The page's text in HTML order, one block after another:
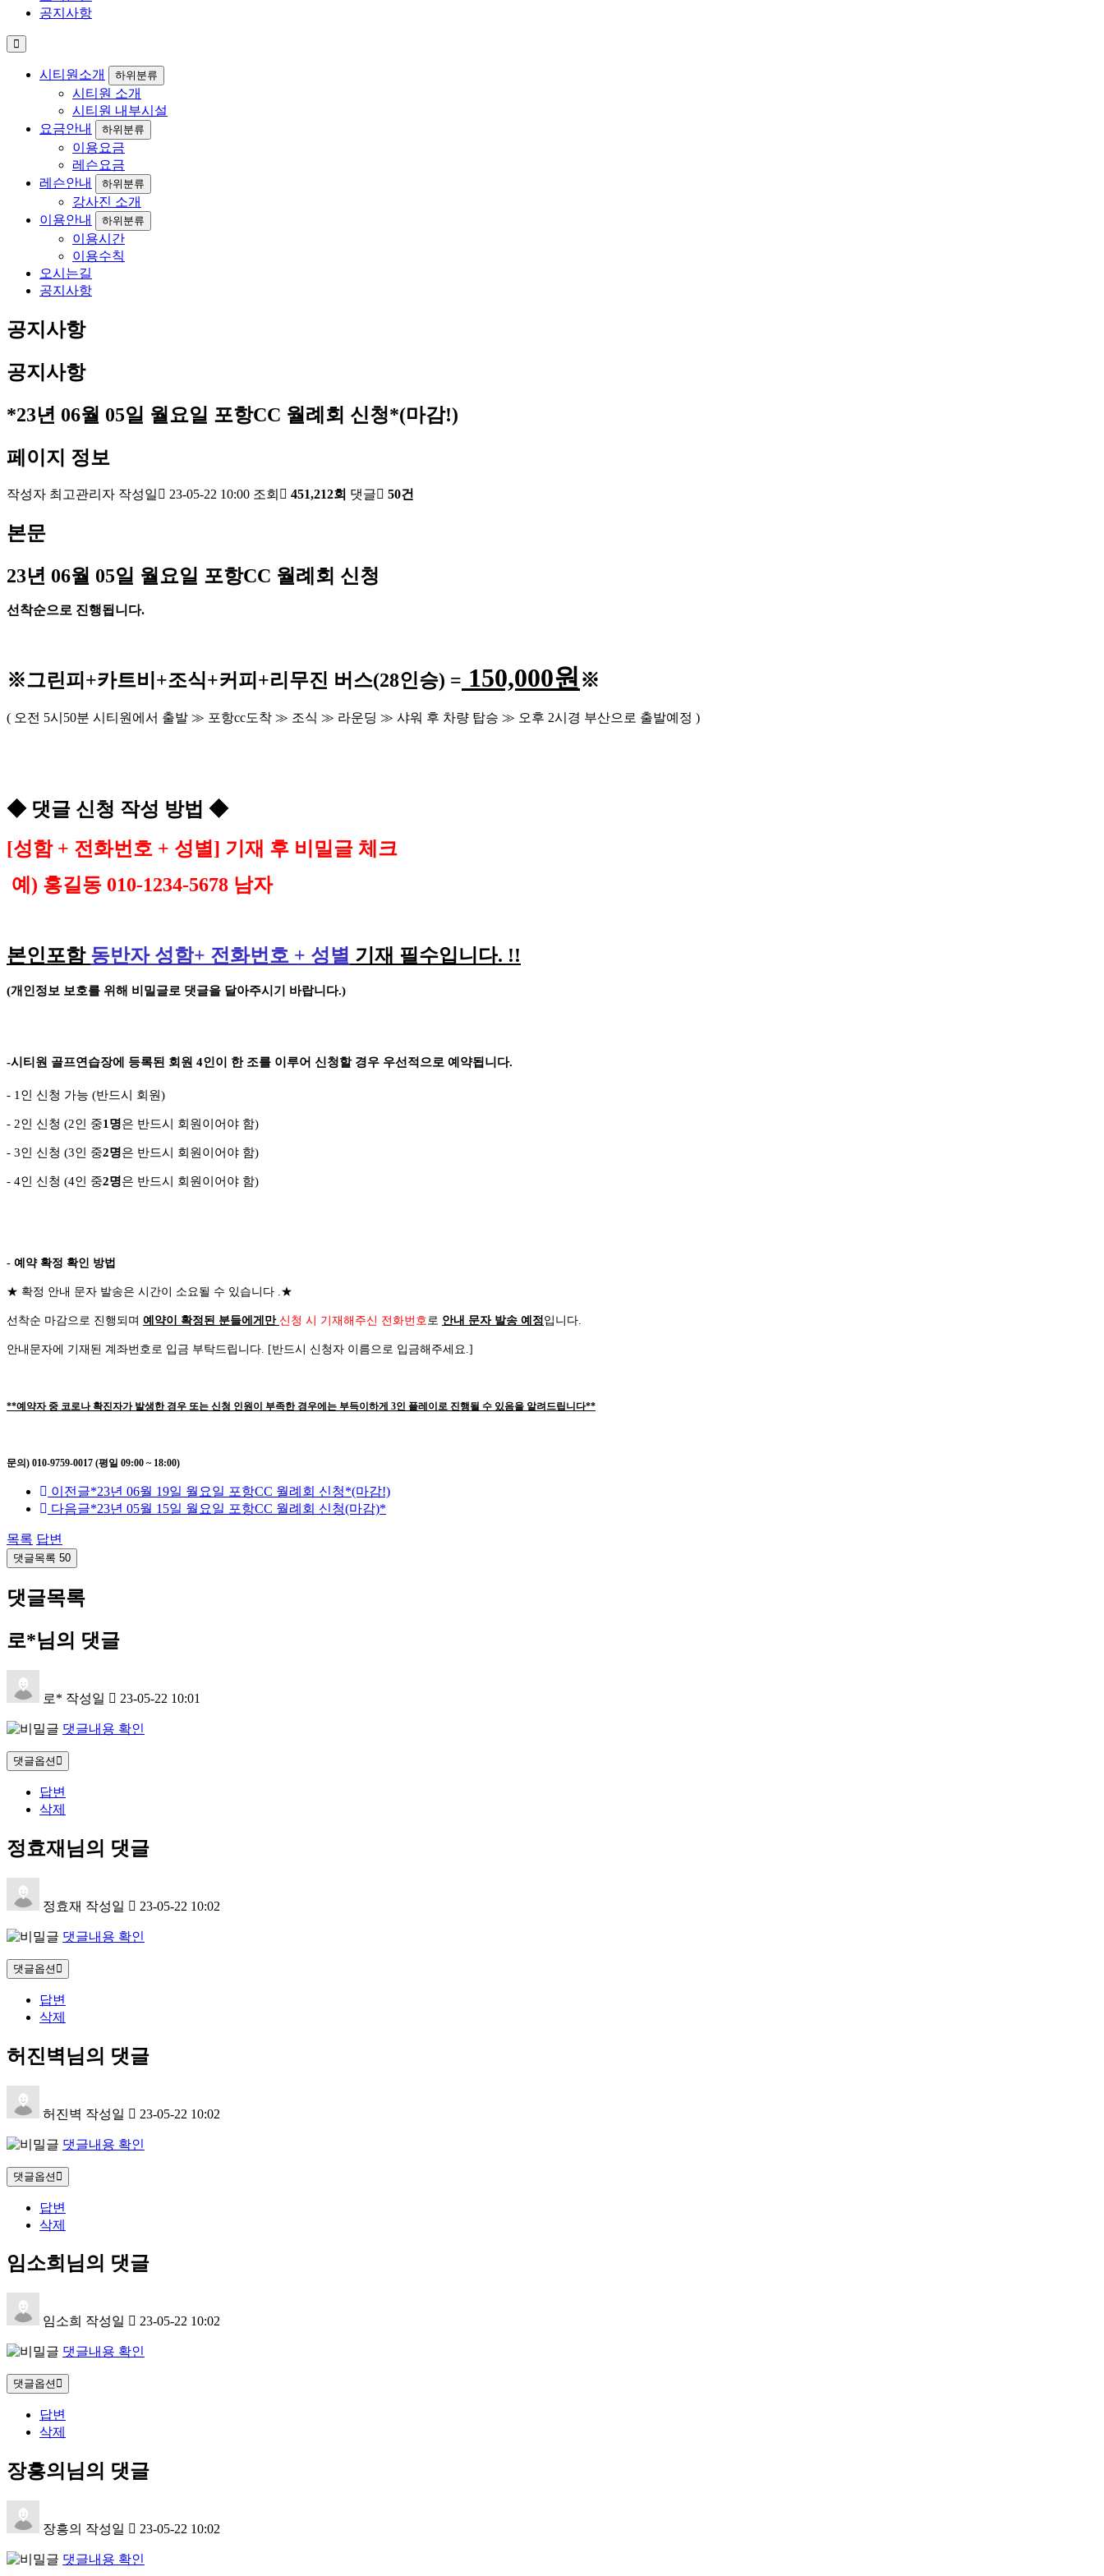
공지사항
시티원소개 하위분류
시티원 소개
시티원 내부시설
요금안내
하위분류
이용요금
레슨요금
레슨안내
하위분류
강사진 소개
이용안내
하위분류
이용시간
이용수칙
오시는길
공지사항
공지사항
공지사항
*23년 06월 05일 월요일 포항CC 월례회 신청*(마감!)
페이지 정보
작성자 최고관리자 작성일 23-05-22 10:00 조회 451,212회 댓글 50건
본문
23년 06월 05일 월요일 포항CC 월례회 신청
선착순으로 진행됩니다.
※그린피 +카트비 +조식+커피+리무진 버스(28인승) = 150,000원 ※
( 오전 5시 50분 시티원에서 출발 ≫ 포항cc도착 ≫ 조식 ≫ 라운딩 ≫ 샤워 후 차량 탑승 ≫ 오후 2시경 부산으로 출발예정 )
◆ 댓글 신청 작성 방법 ◆
[성함 + 전화번호 + 성별] 기재 후 비밀글 체크
예 ) 홍길동 010-1234-5678 남자
본인포함 동반자 성함+ 전화번호 + 성별 기재 필수입니다. !!
(개인정보 보호를 위해 비밀글로 댓글을 달아주시기 바랍니다.)
-시티원 골프연습장에 등록된 회원 4인이 한 조를 이루어 신청할 경우 우선적으로 예약됩니다.
- 1인 신청 가능 (반드시 회원)
- 2인 신청 (2인 중1명은 반드시 회원이어야 함)
- 3인 신청 (3인 중2명은 반드시 회원이어야 함)
- 4인 신청 (4인 중2명은 반드시 회원이어야 함)
- 예약 확정 확인 방법
★ 확정 안내 문자 발송은 시간이 소요될 수 있습니다 .★
선착순 마감으로 진행되며 예약이 확정된 분들에게만 신청 시 기재해주신 전화번호로 안내 문자 발송 예정입니다.
안내문자에 기재된 계좌번호로 입금 부탁드립니다. [반드시 신청자 이름으로 입금해주세요.]
**예약자 중 코로나 확진자가 발생한 경우 또는 신청 인원이 부족한 경우에는 부득이하게 3인 플레이로 진행될 수 있음을 알려드립니다**
문의) 010-9759-0017 (평일 09:00 ~ 18:00)
이전글*23년 06월 19일 월요일 포항CC 월례회 신청*(마감!)
다음글*23년 05월 15일 월요일 포항CC 월례회 신청(마감)*
목록 답변
댓글목록 50
댓글목록
로*님의 댓글
로* 작성일 23-05-22 10:01
댓글내용 확인
댓글옵션
답변
삭제
정효재님의 댓글
정효재 작성일 23-05-22 10:02
댓글내용 확인
댓글옵션
답변
삭제
허진벽님의 댓글
허진벽 작성일 23-05-22 10:02
댓글내용 확인
댓글옵션
답변
삭제
임소희님의 댓글
임소희 작성일 23-05-22 10:02
댓글내용 확인
댓글옵션
답변
삭제
장흥의님의 댓글
장흥의 작성일 23-05-22 10:02
댓글내용 확인